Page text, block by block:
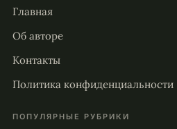
Главная
Об авторе
Контакты
Политика конфиденциальности
ПОПУЛЯРНЫЕ РУБРИКИ